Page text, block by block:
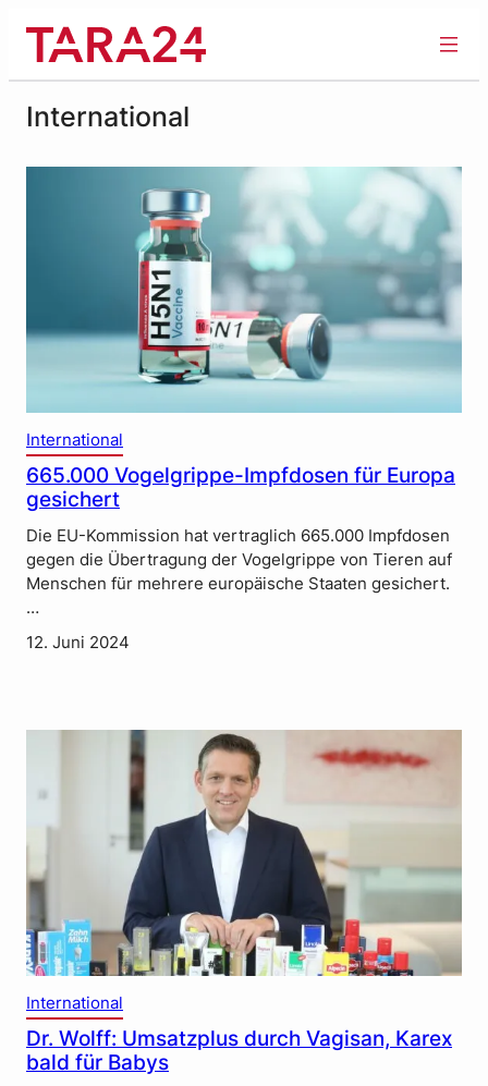
springen
International
International
665.000 Vogelgrippe-Impfdosen für Europa
gesichert
Die EU-Kommission hat vertraglich 665.000 Impfdosen
gegen die Übertragung der Vogelgrippe von Tieren auf
Menschen für mehrere europäische Staaten gesichert.
…
12. Juni 2024
International
Dr. Wolff: Umsatzplus durch Vagisan, Karex
bald für Babys